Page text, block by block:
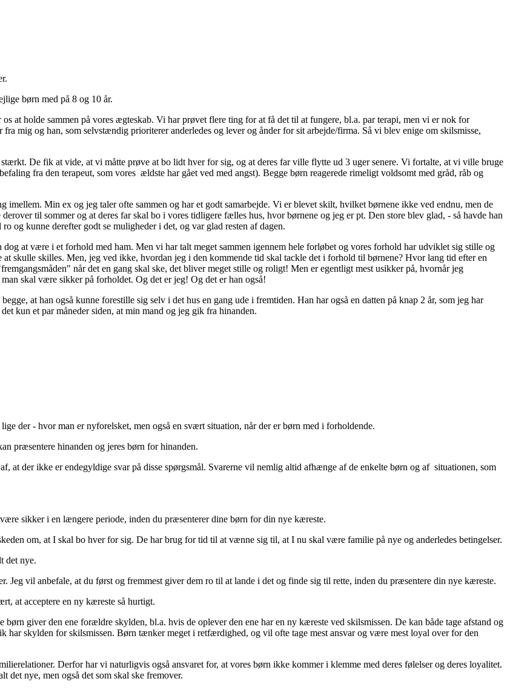
børn med på 8 og 10 år.
at holde sammen på vores ægteskab. Vi har prøvet flere ting for at få det til at fungere, bl.a. par terapi, men vi er nok for
mig og han, som selvstændig prioriterer anderledes og lever og ånder for sit arbejde/firma. Så vi blev enige om skilsmisse,
De fik at vide, at vi måtte prøve at bo lidt hver for sig, og at deres far ville flytte ud 3 uger senere. Vi fortalte, at vi ville bruge
fra den terapeut, som vores ældste har gået ved med angst). Begge børn reagerede rimeligt voldsomt med gråd, råb og
Min ex og jeg taler ofte sammen og har et godt samarbejde. Vi er blevet skilt, hvilket børnene ikke ved endnu, men de
til sommer og at deres far skal bo i vores tidligere fælles hus, hvor børnene og jeg er pt. Den store blev glad, - så havde han
kunne derefter godt se muligheder i det, og var glad resten af dagen.
at være i et forhold med ham. Men vi har talt meget sammen igennem hele forløbet og vores forhold har udviklet sig stille og
skulle skilles. Men, jeg ved ikke, hvordan jeg i den kommende tid skal tackle det i forhold til børnene? Hvor lang tid efter en
når det en gang skal ske, det bliver meget stille og roligt! Men er egentligt mest usikker på, hvornår jeg
skal være sikker på forholdet. Og det er jeg! Og det er han også!
at han også kunne forestille sig selv i det hus en gang ude i fremtiden. Han har også en datten på knap 2 år, som jeg har
kun et par måneder siden, at min mand og jeg gik fra hinanden.
der - hvor man er nyforelsket, men også en svært situation, når der er børn med i forholdende.
præsentere hinanden og jeres børn for hinanden.
at der ikke er endegyldige svar på disse spørgsmål. Svarerne vil nemlig altid afhænge af de enkelte børn og af situationen, som
sikker i en længere periode, inden du præsenterer dine børn for din nye kæreste.
om, at I skal bo hver for sig. De har brug for tid til at vænne sig til, at I nu skal være familie på nye og anderledes betingelser.
det nye.
vil anbefale, at du først og fremmest giver dem ro til at lande i det og finde sig til rette, inden du præsentere din nye kæreste.
at acceptere en ny kæreste så hurtigt.
giver den ene forældre skylden, bl.a. hvis de oplever den ene har en ny kæreste ved skilsmissen. De kan både tage afstand og
har skylden for skilsmissen. Børn tænker meget i retfærdighed, og vil ofte tage mest ansvar og være mest loyal over for den
Derfor har vi naturligvis også ansvaret for, at vores børn ikke kommer i klemme med deres følelser og deres loyalitet.
det nye, men også det som skal ske fremover.